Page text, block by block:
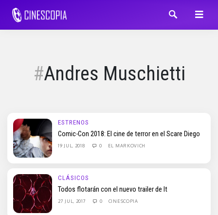
Andres Muschietti
ESTRENOS
Comic-Con 2018: El cine de terror en el Scare Diego
19 JUL, 2018 0 EL MARKOVICH
CLÁSICOS
Todos flotarán con el nuevo trailer de It
27 JUL, 2017 0 CINESCOPIA